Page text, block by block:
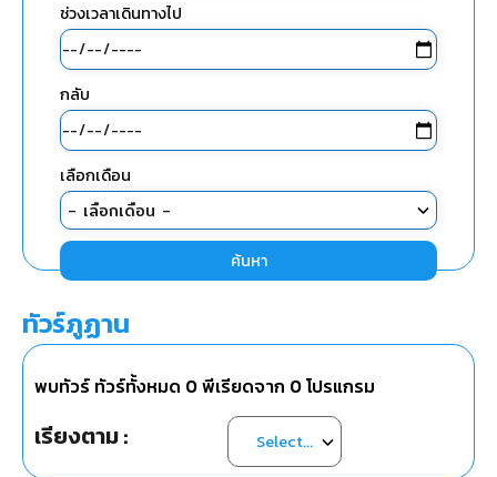
ช่วงเวลาเดินทางไป
กลับ
เลือกเดือน
ค้นหา
ทัวร์ภูฏาน
พบทัวร์ ทัวร์ทั้งหมด 0พีเรียดจาก 0โปรแกรม
เรียงตาม :